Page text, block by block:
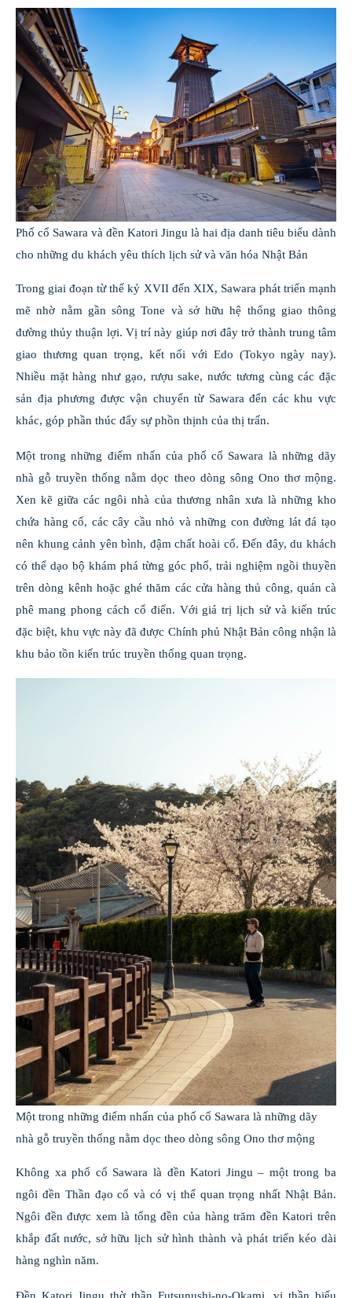
Phố cổ Sawara và đền Katori Jingu là hai địa danh tiêu biểu dành
cho những du khách yêu thích lịch sử và văn hóa Nhật Bản
Trong giai đoạn từ thế kỷ XVII đến XIX, Sawara phát triển mạnh
mẽ nhờ nằm gần sông Tone và sở hữu hệ thống giao thông
đường thủy thuận lợi. Vị trí này giúp nơi đây trở thành trung tâm
giao thương quan trọng, kết nối với Edo (Tokyo ngày nay).
Nhiều mặt hàng như gạo, rượu sake, nước tương cùng các đặc
sản địa phương được vận chuyển từ Sawara đến các khu vực
khác, góp phần thúc đẩy sự phồn thịnh của thị trấn.
Một trong những điểm nhấn của phố cổ Sawara là những dãy
nhà gỗ truyền thống nằm dọc theo dòng sông Ono thơ mộng.
Xen kẽ giữa các ngôi nhà của thương nhân xưa là những kho
chứa hàng cổ, các cây cầu nhỏ và những con đường lát đá tạo
nên khung cảnh yên bình, đậm chất hoài cổ. Đến đây, du khách
có thể dạo bộ khám phá từng góc phố, trải nghiệm ngồi thuyền
trên dòng kênh hoặc ghé thăm các cửa hàng thủ công, quán cà
phê mang phong cách cổ điển. Với giá trị lịch sử và kiến trúc
đặc biệt, khu vực này đã được Chính phủ Nhật Bản công nhận là
khu bảo tồn kiến trúc truyền thống quan trọng.
Một trong những điểm nhấn của phố cổ Sawara là những dãy
nhà gỗ truyền thống nằm dọc theo dòng sông Ono thơ mộng
Không xa phố cổ Sawara là đền Katori Jingu – một trong ba
ngôi đền Thần đạo cổ và có vị thế quan trọng nhất Nhật Bản.
Ngôi đền được xem là tổng đền của hàng trăm đền Katori trên
khắp đất nước, sở hữu lịch sử hình thành và phát triển kéo dài
hàng nghìn năm.
Đền Katori Jingu thờ thần Futsunushi-no-Okami, vị thần biểu